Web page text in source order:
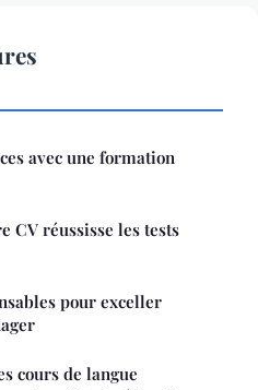
avec une formation
CV réussisse les tests
pour exceller
cours de langue